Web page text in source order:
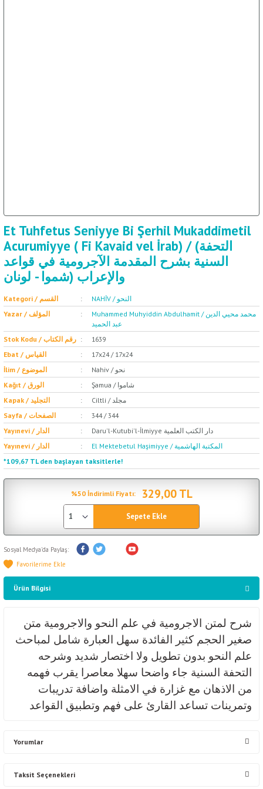
Et Tuhfetus Seniyye Bi Şerhil Mukaddimetil
Acurumiyye ( Fi Kavaid vel İrab) / (التحفة
السنية بشرح المقدمة الآجرومية في قواعد
والإعراب (شموا - لونان
Kategori / القسم
NAHİV / النحو
Yazar / المؤلف
Muhammed Muhyiddin Abdulhamit / محمد محيي الدين
عبد الحميد
Stok Kodu / رقم الكتاب
1639
Ebat / القياس
17x24 / 17x24
İlim / الموضوع
Nahiv / نحو
Kağıt / الورق
Şamua / شاموا
Kapak / التجليد
Ciltli / مجلد
Sayfa / الصفحات
344 / 344
Yayınevi / الدار
Daru'l-Kutubi'l-İlmiyye دار الكتب العلمية
Yayınevi / الدار
El Mektebetul Haşimiyye / المكتبة الهاشمية
*109,67 TL den başlayan taksitlerle!
%50 İndirimli Fiyatı: 329,00 TL
Sepete Ekle
Sosyal Medya'da Paylaş:
Ürün Bilgisi
شرح لمتن الاجرومية في علم النحو والاجرومية متن
صغير الحجم كثير الفائدة سهل العبارة شامل لمباحث
علم النحو بدون تطويل ولا اختصار شديد وشرحه
التحفة السنية جاء واضحا سهلا معاصرا يقرب فهمه
من الاذهان مع غزارة في الامثلة واضافة تدريبات
وتمرينات تساعد القارئ على فهم وتطبيق القواعد
Yorumlar
Taksit Seçenekleri